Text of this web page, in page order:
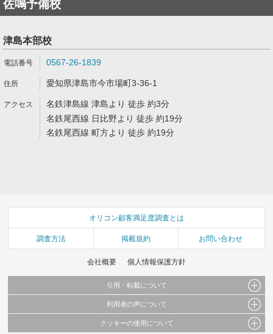
佐鳴予備校
津島本部校
0567-26-1839
愛知県津島市今市場町3-36-1
名鉄津島線 津島より 徒歩 約3分
名鉄尾西線 日比野より 徒歩 約19分
名鉄尾西線 町方より 徒歩 約19分
オリコン顧客満足度調査とは
調査方法 掲載規約 お問い合わせ
会社概要 個人情報保護方針
引用・転載について
当サイトで公開されている情報（文字、写真、イラスト、画像データ等）及びこれらの配
これらの情報を権利者の許可なく無断転載・複製などの二次利用を行うことは固く禁じて
利用者の声について
当サイトに掲載している内容はすべてサービスの利用者が提出された見解・感想です。
クッキーの使用について